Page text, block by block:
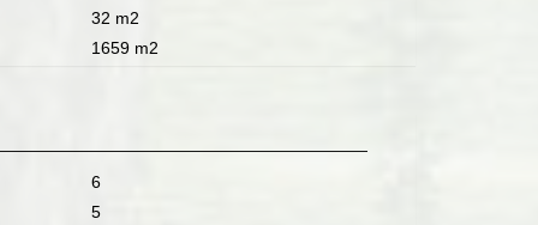
32 m2
1659 m2
6
5